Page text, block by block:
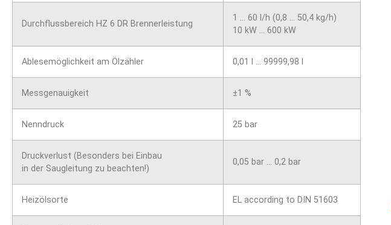
Durchflussbereich HZ 6 DR Brennerleistung
1 … 60 l/h (0,8 … 50,4 kg/h)
10 kW … 600 kW
Ablesemöglichkeit am Ölzähler 0,01 l … 99999,98 l
Messgenauigkeit ±1 %
Nenndruck 25 bar
Druckverlust (Besonders bei Einbau
in der Saugleitung zu beachten!)
0,05 bar … 0,2 bar
Heizölsorte EL according to DIN 51603